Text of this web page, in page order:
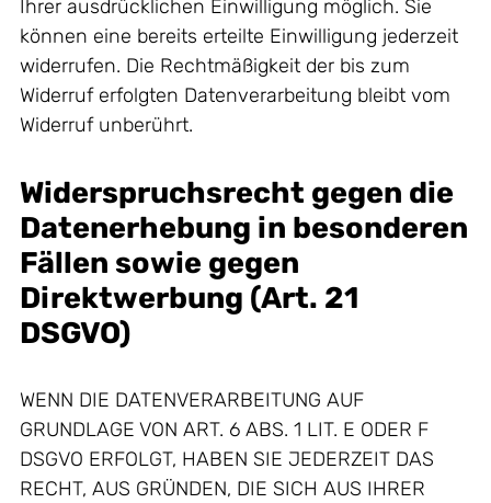
Ihrer ausdrücklichen Einwilligung möglich. Sie
können eine bereits erteilte Einwilligung jederzeit
widerrufen. Die Rechtmäßigkeit der bis zum
Widerruf erfolgten Datenverarbeitung bleibt vom
Widerruf unberührt.
Widerspruchsrecht gegen die
Datenerhebung in besonderen
Fällen sowie gegen
Direktwerbung (Art. 21
DSGVO)
WENN DIE DATENVERARBEITUNG AUF
GRUNDLAGE VON ART. 6 ABS. 1 LIT. E ODER F
DSGVO ERFOLGT, HABEN SIE JEDERZEIT DAS
RECHT, AUS GRÜNDEN, DIE SICH AUS IHRER